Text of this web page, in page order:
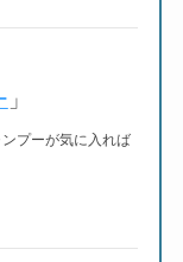
」
プーが気に入れば